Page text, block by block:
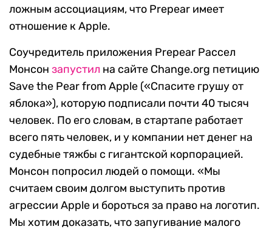
ложным ассоциациям, что Prepear имеет
отношение к Apple.
Соучредитель приложения Prepear Рассел
Монсон запустил на сайте Change.org петицию
Save the Pear from Apple («Спасите грушу от
яблока»), которую подписали почти 40 тысяч
человек. По его словам, в стартапе работает
всего пять человек, и у компании нет денег на
судебные тяжбы с гигантской корпорацией.
Монсон попросил людей о помощи. «Мы
считаем своим долгом выступить против
агрессии Apple и бороться за право на логотип.
Мы хотим доказать, что запугивание малого